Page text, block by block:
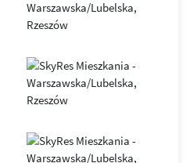
Rzeszowa i siedziba
firm. Obiekt oferuje
przeszklenia, indywidualnie
i wentylacji, 7
inteligentny system BMS.
światłowodowa gwarantuje
zgodnie z zasadami